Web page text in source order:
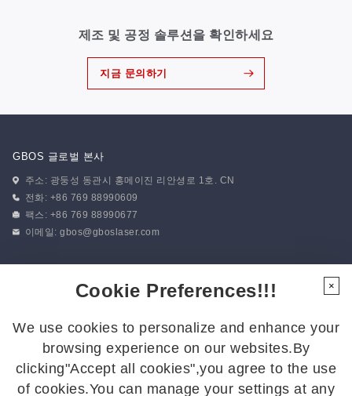
제조 및 공정 솔루션을 확인하세요
지금 문의하기
GBOS 글로벌 본사
주소: 광둥성 동관시 홍메이진 리안셩로 1호. CN
전화: +86 769 88990609
팩스: +86 769 88990677
이메일:gbos@gboslaser.com
팔로우하기
최신 소식을 받아보시려면 저희를 팔로우해 주세요:
Cookie Preferences!!!
We use cookies to personalize and enhance your
browsing experience on our websites.By
clicking"Accept all cookies",you agree to the use
of cookies.You can manage your settings at any
×